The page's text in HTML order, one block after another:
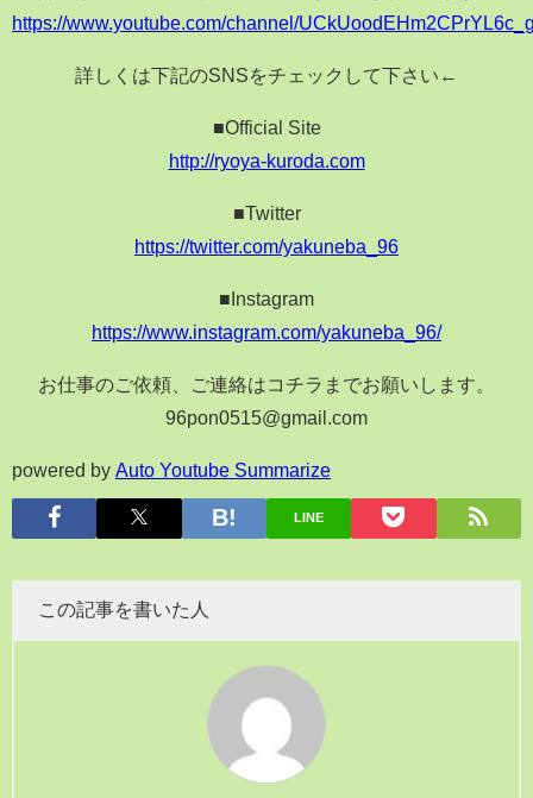
https://www.youtube.com/channel/
詳しくは下記のSNSをチェックして下さい←
■Official Site
http://ryoya-kuroda.com
■Twitter
https://twitter.com/yakuneba_96
■Instagram
https://www.instagram.com/yakuneba_96/
お仕事のご依頼、ご連絡はコチラまでお願いします。
96pon0515@gmail.com
powered by Auto Youtube Summarize
LINE
この記事を書いた人